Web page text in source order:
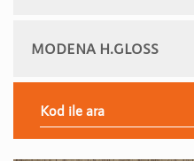
MODENA H.GLOSS